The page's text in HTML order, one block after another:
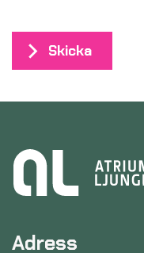
Adress